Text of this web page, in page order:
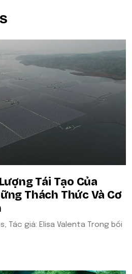
Tái Tạo Của
Thách Thức Và Cơ
Tác giả: Elisa Valenta Trong bối